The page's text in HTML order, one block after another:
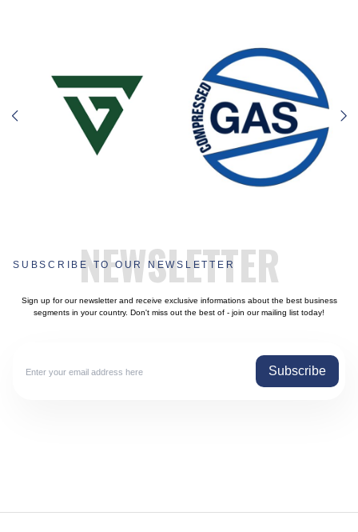
NEWSLETTER
SUBSCRIBE TO OUR NEWSLETTER
Sign up for our newsletter and receive exclusive informations about the best business
segments in your country. Don't miss out the best of - join our mailing list today!
Subscribe